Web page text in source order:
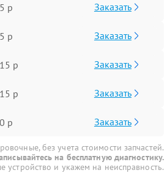
р Заказать
р Заказать
р Заказать
р Заказать
р Заказать
без учета стоимости запчастей.
на бесплатную диагностику.
и укажем на неисправность.